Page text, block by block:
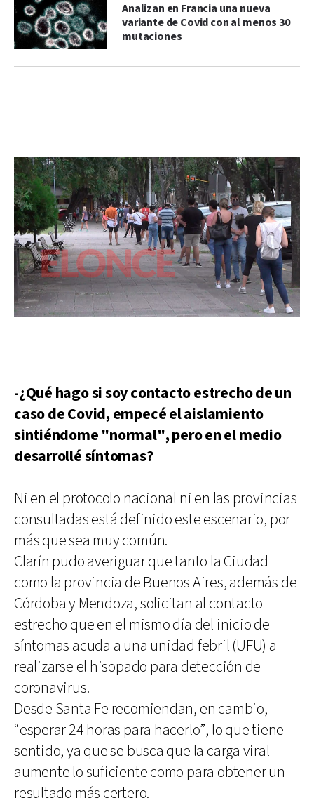
Analizan en Francia una nueva
variante de Covid con al menos 30
mutaciones
-¿Qué hago si soy contacto estrecho de un
caso de Covid, empecé el aislamiento
sintiéndome "normal", pero en el medio
desarrollé síntomas?
Ni en el protocolo nacional ni en las provincias
consultadas está definido este escenario, por
más que sea muy común.
Clarín pudo averiguar que tanto la Ciudad
como la provincia de Buenos Aires, además de
Córdoba y Mendoza, solicitan al contacto
estrecho que en el mismo día del inicio de
síntomas acuda a una unidad febril (UFU) a
realizarse el hisopado para detección de
coronavirus.
Desde Santa Fe recomiendan, en cambio,
“esperar 24 horas para hacerlo”, lo que tiene
sentido, ya que se busca que la carga viral
aumente lo suficiente como para obtener un
resultado más certero.